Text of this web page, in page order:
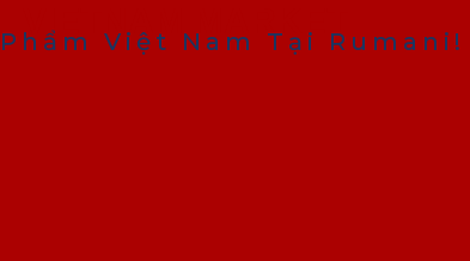
VIETNAM MARKET
Việt Nam Tại Rumani!